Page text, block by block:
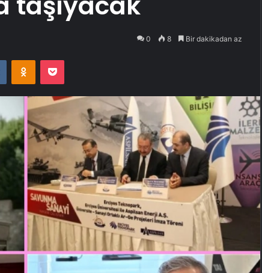
0 8 Bir dakikadan az
VKontakteOdnoklassniki
Pocket